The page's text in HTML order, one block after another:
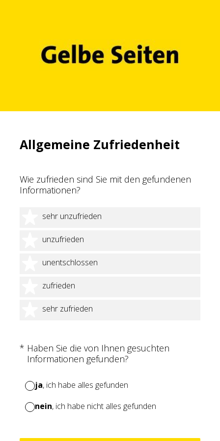
Allgemeine Zufriedenheit
Wie zufrieden sind Sie mit den gefundenen
Informationen?
sehr unzufrieden
1 Stern
unzufrieden
2 Sterne
unentschlossen
3 Sterne
zufrieden
4 Sterne
sehr zufrieden
5 Sterne
* Haben Sie die von Ihnen gesuchten
Informationen gefunden?
(Erforderlich.)
ja, ich habe alles gefunden
nein, ich habe nicht alles gefunden